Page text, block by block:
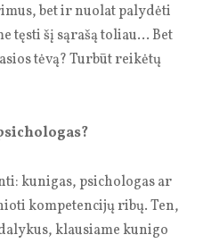
bet ir nuolat palydėti
tęsti šį sąrašą toliau… Bet
tėvą? Turbūt reikėtų
kunigas, psichologas ar
kompetencijų ribų. Ten,
klausiame kunigo